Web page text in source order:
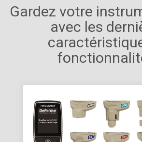
Gardez votre
avec les